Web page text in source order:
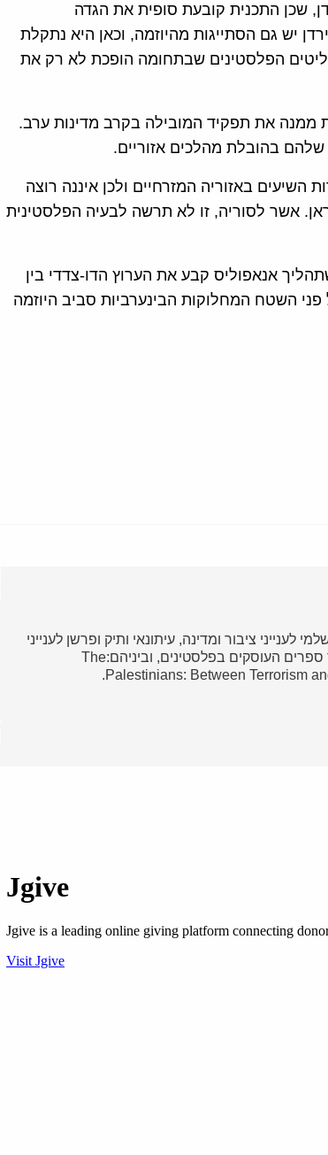
שכן התכנית קובעת סופית את הגדה
יש גם הסתייגות מהיוזמה, וכאן היא נתקלת
הפלסטינים שבתחומה הופכת לא רק את
ממנה את תפקיד המובילה בקרב מדינות ערב.
שלהם בהובלת מהלכים אזוריים.
השיעים באזוריה המזרחיים ולכן איננה רוצה
אשר לסוריה, זו לא תרשה לבעיה הפלסטינית
אנאפוליס קבע את הערוץ הדו-צדדי בין
השטח המחלוקות הבינערביות סביב היוזמה
לענייני ציבור ומדינה, עיתונאי ותיק ופרשן לענייני
ערבים והמזרח התיכון. מחברם של מספר ספרים העוסקים בפלסטינים, וביניהם:The
Palestinians: Between Terrorism